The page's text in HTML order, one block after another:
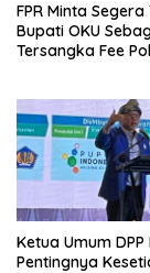
FPR Minta
Bupati OKU
Tersangka Fee
Ketua Umum DPP
Pentingnya